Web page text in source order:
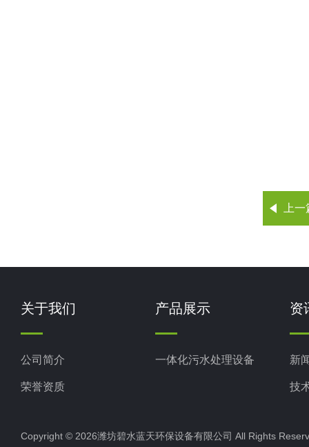
上
关于我们
公司简介
荣誉资质
产品展示
一体化污水处理设备
资
新
技
Copyright © 2026潍坊碧水蓝天环保设备有限公司 All Rights